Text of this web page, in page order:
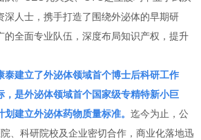
深人士，携手打造了围绕外泌体的早期研
的全面专业队伍，深度布局知识产权，提升
泰建立了外泌体领域首个博士后科研工作
，是外泌体领域首个国家级专精特新小巨
建立外泌体药物质量标准。 迄今为止，公
、科研院校及企业密切合作，商业化落地迅